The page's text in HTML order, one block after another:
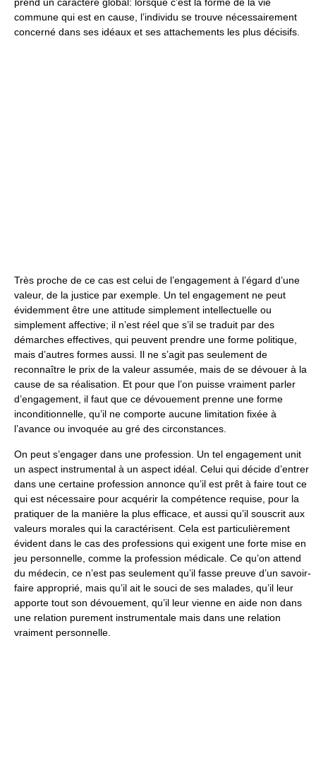
commune qui est en cause, l’individu se trouve nécessairement
concerné dans ses idéaux et ses attachements les plus décisifs.
Très proche de ce cas est celui de l’engagement à l’égard d’une
valeur, de la justice par exemple. Un tel engagement ne peut
évidemment être une attitude simplement intellectuelle ou
simplement affective; il n’est réel que s’il se traduit par des
démarches effectives, qui peuvent prendre une forme politique,
mais d’autres formes aussi. Il ne s’agit pas seulement de
reconnaître le prix de la valeur assumée, mais de se dévouer à la
cause de sa réalisation. Et pour que l’on puisse vraiment parler
d’engagement, il faut que ce dévouement prenne une forme
inconditionnelle, qu’il ne comporte aucune limitation fixée à
l’avance ou invoquée au gré des circonstances.
On peut s’engager dans une profession. Un tel engagement unit
un aspect instrumental à un aspect idéal. Celui qui décide d’entrer
dans une certaine profession annonce qu’il est prêt à faire tout ce
qui est nécessaire pour acquérir la compétence requise, pour la
pratiquer de la manière la plus efficace, et aussi qu’il souscrit aux
valeurs morales qui la caractérisent. Cela est particulièrement
évident dans le cas des professions qui exigent une forte mise en
jeu personnelle, comme la profession médicale. Ce qu’on attend
du médecin, ce n’est pas seulement qu’il fasse preuve d’un savoir-
faire approprié, mais qu’il ait le souci de ses malades, qu’il leur
apporte tout son dévouement, qu’il leur vienne en aide non dans
une relation purement instrumentale mais dans une relation
vraiment personnelle.